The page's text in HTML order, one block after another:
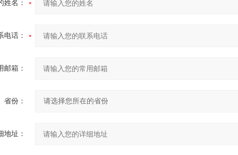
姓名：
电话：
邮箱：
省份：
地址：